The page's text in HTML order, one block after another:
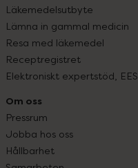
Läkemedelsutbyte
Lämna in gammal medicin
Resa med läkemedel
Receptregistret
Elektroniskt expertstöd, EES
Om oss
Pressrum
Jobba hos oss
Hållbarhet